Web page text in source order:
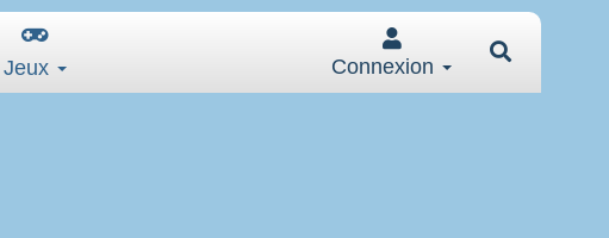
Jeux Connexion